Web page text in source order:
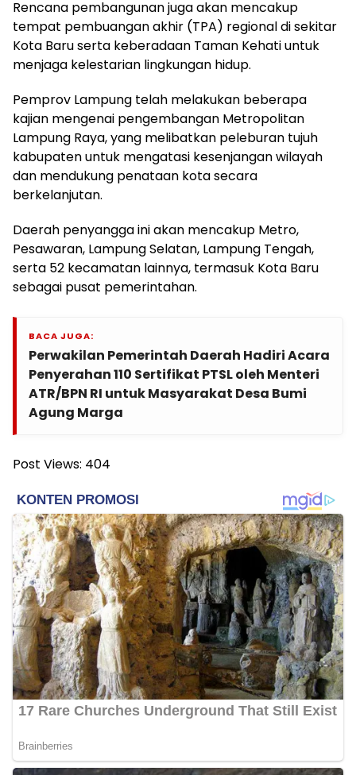
Rencana pembangunan juga akan mencakup
tempat pembuangan akhir (TPA) regional di sekitar
Kota Baru serta keberadaan Taman Kehati untuk
menjaga kelestarian lingkungan hidup.
Pemprov Lampung telah melakukan beberapa
kajian mengenai pengembangan Metropolitan
Lampung Raya, yang melibatkan peleburan tujuh
kabupaten untuk mengatasi kesenjangan wilayah
dan mendukung penataan kota secara
berkelanjutan.
Daerah penyangga ini akan mencakup Metro,
Pesawaran, Lampung Selatan, Lampung Tengah,
serta 52 kecamatan lainnya, termasuk Kota Baru
sebagai pusat pemerintahan.
BACA JUGA:
Perwakilan Pemerintah Daerah Hadiri Acara
Penyerahan 110 Sertifikat PTSL oleh Menteri
ATR/BPN RI untuk Masyarakat Desa Bumi
Agung Marga
Post Views: 404